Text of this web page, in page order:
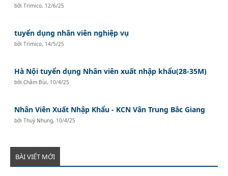
bởiTrimico, 12/6/25
tuyển dụng nhân viên nghiệp vụ
bởiTrimico, 14/5/25
Hà Nội tuyển dụng Nhân viên xuất nhập khẩu(28-35M)
bởiChâm Bùi, 10/4/25
Nhân Viên Xuất Nhập Khẩu - KCN Vân Trung Bắc Giang
bởiThuỳ Nhung, 10/4/25
BÀI VIẾT MỚI